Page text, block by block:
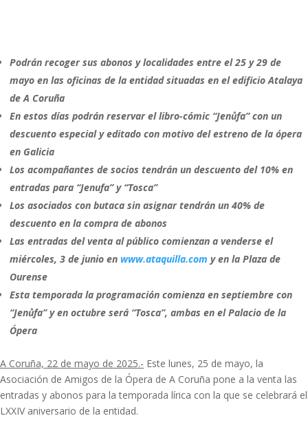
Podrán recoger sus abonos y localidades entre el 25 y 29 de
mayo en las oficinas de la entidad situadas en el edificio Atalaya
de A Coruña
En estos días podrán reservar el libro-cómic “Jenůfa” con un
descuento especial y editado con motivo del estreno de la ópera
en Galicia
Los acompañantes de socios tendrán un descuento del 10% en
entradas para “Jenufa” y “Tosca”
Los asociados con butaca sin asignar tendrán un 40% de
descuento en la compra de abonos
Las entradas del venta al público comienzan a venderse el
miércoles, 3 de junio en www.ataquilla.com y en la Plaza de
Ourense
Esta temporada la programación comienza en septiembre con
“Jenůfa” y en octubre será “Tosca”, ambas en el Palacio de la
Ópera
A Coruña, 22 de mayo de 2025.- Este lunes, 25 de mayo, la
Asociación de Amigos de la Ópera de A Coruña pone a la venta las
entradas y abonos para la temporada lírica con la que se celebrará el
LXXIV aniversario de la entidad.